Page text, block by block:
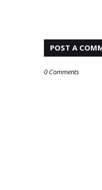
POST A
0 Comments